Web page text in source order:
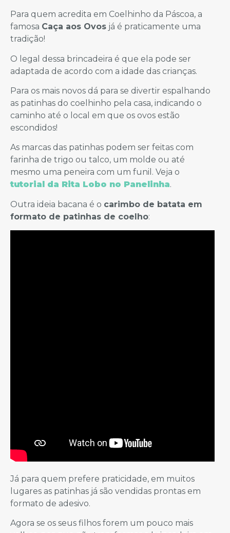
Para quem acredita em Coelhinho da Páscoa, a
famosa Caça aos Ovos já é praticamente uma
tradição!
O legal dessa brincadeira é que ela pode ser
adaptada de acordo com a idade das crianças.
Para os mais novos dá para se divertir espalhando
as patinhas do coelhinho pela casa, indicando o
caminho até o local em que os ovos estão
escondidos!
As marcas das patinhas podem ser feitas com
farinha de trigo ou talco, um molde ou até
mesmo uma peneira com um funil. Veja o
tutorial da Rita Lobo no Panelinha.
Outra ideia bacana é o carimbo de batata em
formato de patinhas de coelho:
Já para quem prefere praticidade, em muitos
lugares as patinhas já são vendidas prontas em
formato de adesivo.
Agora se os seus filhos forem um pouco mais